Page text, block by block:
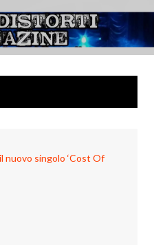
Suoni Distorti
Magazine
alternative
nuovo singolo ‘Cost Of